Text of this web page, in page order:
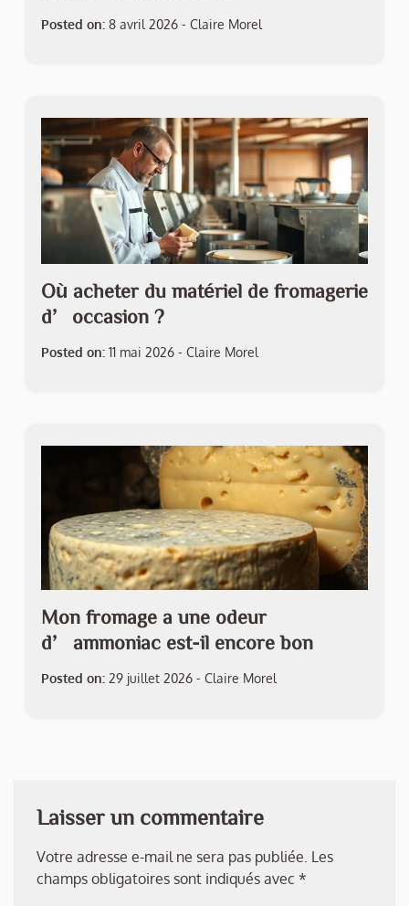
Posted on: 8 avril 2026 - Claire Morel
Où acheter du matériel de fromagerie
d’occasion ?
Posted on: 11 mai 2026 - Claire Morel
Mon fromage a une odeur
d’ammoniac est-il encore bon
Posted on: 29 juillet 2026 - Claire Morel
Laisser un commentaire
Votre adresse e-mail ne sera pas publiée. Les
champs obligatoires sont indiqués avec *